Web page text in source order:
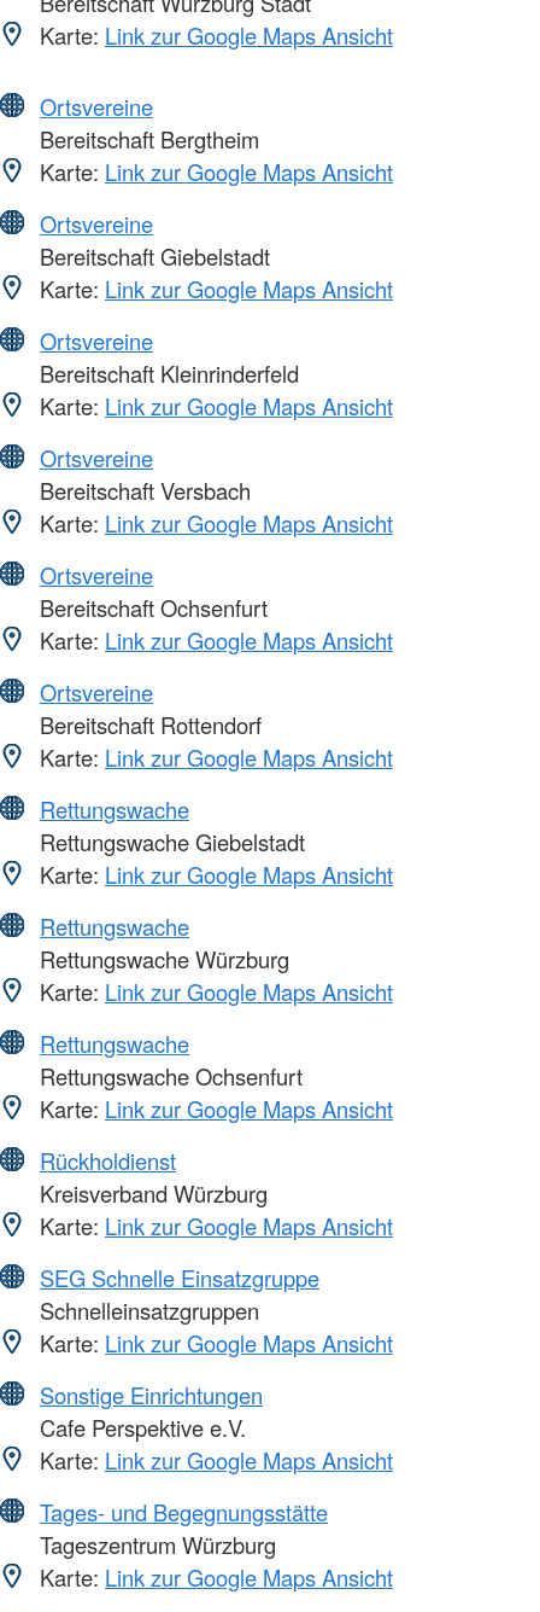
Karte: Link zur Google Maps Ansicht
Ortsvereine
Bereitschaft Bergtheim
Karte: Link zur Google Maps Ansicht
Ortsvereine
Bereitschaft Giebelstadt
Karte: Link zur Google Maps Ansicht
Ortsvereine
Bereitschaft Kleinrinderfeld
Karte: Link zur Google Maps Ansicht
Ortsvereine
Bereitschaft Versbach
Karte: Link zur Google Maps Ansicht
Ortsvereine
Bereitschaft Ochsenfurt
Karte: Link zur Google Maps Ansicht
Ortsvereine
Bereitschaft Rottendorf
Karte: Link zur Google Maps Ansicht
Rettungswache
Rettungswache Giebelstadt
Karte: Link zur Google Maps Ansicht
Rettungswache
Rettungswache Würzburg
Karte: Link zur Google Maps Ansicht
Rettungswache
Rettungswache Ochsenfurt
Karte: Link zur Google Maps Ansicht
Rückholdienst
Kreisverband Würzburg
Karte: Link zur Google Maps Ansicht
SEG Schnelle Einsatzgruppe
Schnelleinsatzgruppen
Karte: Link zur Google Maps Ansicht
Sonstige Einrichtungen
Cafe Perspektive e.V.
Karte: Link zur Google Maps Ansicht
Tages- und Begegnungsstätte
Tageszentrum Würzburg
Karte: Link zur Google Maps Ansicht